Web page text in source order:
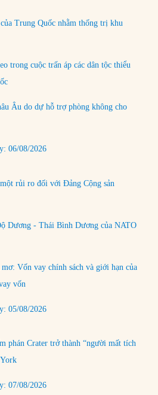
Trung Quốc nhằm thống trị khu
trong cuộc trấn áp các dân tộc thiểu
Âu do dự hỗ trợ phòng không cho
06/08/2026
rủi ro đối với Đảng Cộng sản
Dương - Thái Bình Dương của NATO
Vốn vay chính sách và giới hạn của
vốn
05/08/2026
phán Crater trở thành “người mất tích
07/08/2026